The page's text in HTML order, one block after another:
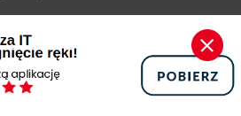
wersja strony »